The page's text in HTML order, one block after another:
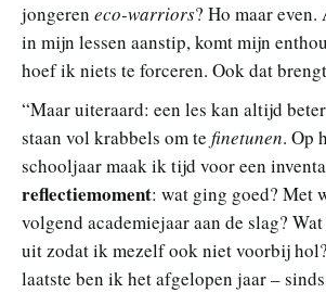
jongeren eco-warriors? Ho maar
in mijn lessen aanstip, komt mijn
hoef ik niets te forceren. Ook dat
“Maar uiteraard: een les kan altijd
staan vol krabbels om te finetunen. Op
schooljaar maak ik tijd voor een
reflectiemoment: wat ging goed? Met
volgend academiejaar aan de slag?
uit zodat ik mezelf ook niet voorbij
laatste ben ik het afgelopen jaar –